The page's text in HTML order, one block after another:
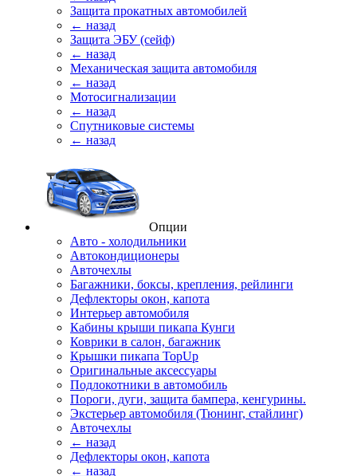
Защита прокатных автомобилей
← назад
Защита ЭБУ (сейф)
← назад
Механическая защита автомобиля
← назад
Мотосигнализации
← назад
Спутниковые системы
← назад
Опции
Авто - холодильники
Автокондиционеры
Авточехлы
Багажники, боксы, крепления, рейлинги
Дефлекторы окон, капота
Интерьер автомобиля
Кабины крыши пикапа Кунги
Коврики в салон, багажник
Крышки пикапа TopUp
Оригинальные аксессуары
Подлокотники в автомобиль
Пороги, дуги, защита бампера, кенгурины.
Экстерьер автомобиля (Тюнинг, стайлинг)
Авточехлы
← назад
Дефлекторы окон, капота
← назад